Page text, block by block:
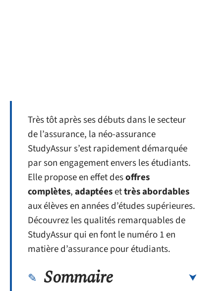
Très tôt après ses débuts dans le secteur
de l’assurance, la néo-assurance
StudyAssur s’est rapidement démarquée
par son engagement envers les étudiants.
Elle propose en effet desoffres
complètes,adaptéesettrès abordables
aux élèves en années d’études supérieures.
Découvrez les qualités remarquables de
StudyAssur qui en font le numéro 1 en
matière d’assurance pour étudiants.
Sommaire